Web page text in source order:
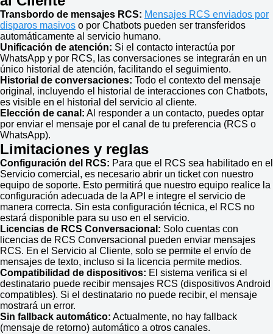
Transbordo de mensajes RCS: Mensajes RCS enviados por
disparos masivos o por Chatbots pueden ser transferidos
automáticamente al servicio humano.
Unificación de atención: Si el contacto interactúa por
WhatsApp y por RCS, las conversaciones se integrarán en un
único historial de atención, facilitando el seguimiento.
Historial de conversaciones: Todo el contexto del mensaje
original, incluyendo el historial de interacciones con Chatbots,
es visible en el historial del servicio al cliente.
Elección de canal: Al responder a un contacto, puedes optar
por enviar el mensaje por el canal de tu preferencia (RCS o
WhatsApp).
Limitaciones y reglas
Configuración del RCS: Para que el RCS sea habilitado en el
Servicio comercial, es necesario abrir un ticket con nuestro
equipo de soporte. Esto permitirá que nuestro equipo realice la
configuración adecuada de la API e integre el servicio de
manera correcta. Sin esta configuración técnica, el RCS no
estará disponible para su uso en el servicio.
Licencias de RCS Conversacional: Solo cuentas con
licencias de RCS Conversacional pueden enviar mensajes
RCS. En el Servicio al Cliente, solo se permite el envío de
mensajes de texto, incluso si la licencia permite medios.
Compatibilidad de dispositivos: El sistema verifica si el
destinatario puede recibir mensajes RCS (dispositivos Android
compatibles). Si el destinatario no puede recibir, el mensaje
mostrará un error.
Sin fallback automático: Actualmente, no hay fallback
(mensaje de retorno) automático a otros canales.